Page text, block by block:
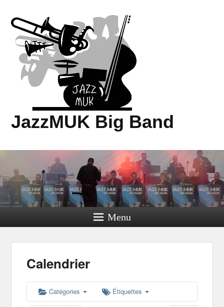
JazzMUK Big Band
Menu
Calendrier
Catégories Étiquettes